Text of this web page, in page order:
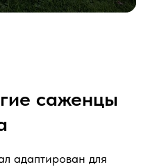
саженцы
адаптирован для